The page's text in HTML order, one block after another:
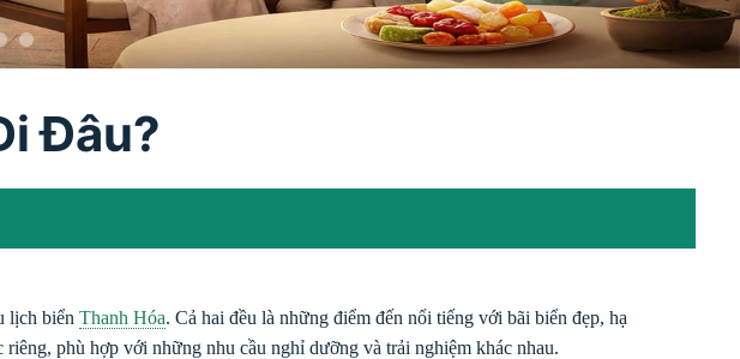
Đâu?
lịch biển Thanh Hóa. Cả hai đều là những điểm đến nổi tiếng với bãi biển đẹp, hạ
phù hợp với những nhu cầu nghỉ dưỡng và trải nghiệm khác nhau.